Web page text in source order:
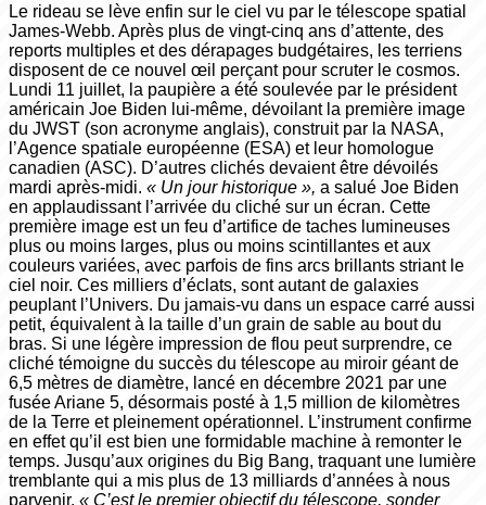
Le rideau se lève enfin sur le ciel vu par le télescope spatial
James-­Webb. Après plus de vingt-cinq ans d’attente, des
reports multiples et des dérapages budgétaires, les terriens
disposent de ce nouvel œil perçant pour scruter le cosmos.
Lundi 11 juillet, la paupière a été soulevée par le président
américain Joe Biden lui-même, dévoilant la première image
du JWST (son acronyme anglais), construit par la NASA,
l’Agence spatiale européenne (ESA) et leur homologue
canadien (ASC). D’autres clichés devaient être dévoilés
mardi après-­midi. « Un jour historique », a salué Joe Biden
en applaudissant l’arrivée du cliché sur un écran. Cette
première image est un feu d’artifice de taches lumineuses
plus ou moins larges, plus ou moins scintillantes et aux
couleurs variées, avec parfois de fins arcs brillants striant le
ciel noir. Ces milliers d’éclats, sont autant de galaxies
peuplant l’Univers. Du jamais­-vu dans un espace carré aussi
petit, équivalent à la taille d’un grain de sable au bout du
bras. Si une légère impression de flou peut surprendre, ce
cliché témoigne du succès du télescope au miroir géant de
6,5 mètres de diamètre, lancé en décembre 2021 par une
fusée Ariane 5, désormais posté à 1,5 million de kilomètres
de la Terre et pleinement opérationnel. L’instrument confirme
en effet qu’il est bien une formidable machine à remonter le
temps. Jusqu’aux origines du Big Bang, traquant une lumière
tremblante qui a mis plus de 13 milliards d’années à nous
parvenir. « C’est le premier objectif du télescope, sonder